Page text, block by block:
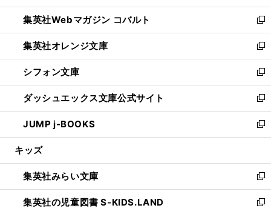
開
く
ウ
で
開
く
ン
ド
ウ
で
開
く
ウ
ィ
ン
ド
ウ
で
開
く
集英社Webマガジン コバルト
新
し
い
ウ
ィ
ン
ド
ウ
で
開
集英社オレンジ文庫
新
し
い
ウ
ィ
ン
ド
ウ
開
く
シフォン文庫
新
し
い
ウ
ィ
ン
ウ
で
開
く
ダッシュエックス文庫公式サイト
新
し
い
ウ
ン
ド
ウ
で
JUMP j-BOOKS
新
し
ウ
ィ
ン
ド
キッズ
集英社みらい文庫
新
し
い
集英社の児童図書 S-KIDS.LAND
新